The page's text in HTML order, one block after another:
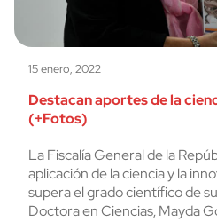
15 enero, 2022
Destacan aportes de la
(+Fotos)
La Fiscalía General de la
aplicación de la ciencia y la
supera el grado científico de
Doctora en Ciencias, Mayda